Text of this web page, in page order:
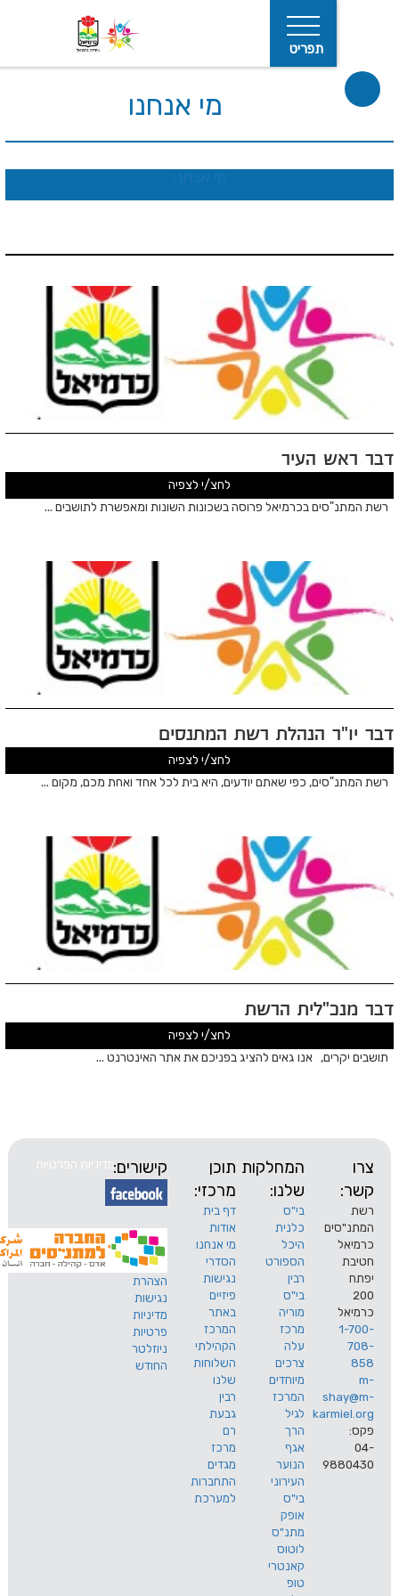
מי אנחנו
העיר
בכרמיאל פרוסה בשכונות השונות ומאפשרת לתושבים ...
הנהלת רשת המתנסים
כפי שאתם יודעים, היא בית לכל אחד ואחת מכם, מקום ...
הרשת
אנו גאים להציג בפניכם את אתר האינטרנט ...
המחלקות
שלנו:
בי"ס
כלנית
היכל
הספורט
רבין
בי"ס
מוריה
מרכז
עלה
צרכים
מיוחדים
המרכז
לגיל
הרך
אגף
הנוער
תוכן
מרכזי:
דף בית
אודות
מי אנחנו
הסדרי
נגישות
פיזיים
באתר
המרכז
הקהילתי
השלוחות
שלנו
רבין
גבעת
רם
מרכז
מגדים
התחברות
למערכת
קישורים:
הצהרת
נגישות
מדיניות
פרטיות
ניוזלטר
החודש
מדיניות הפרטיות